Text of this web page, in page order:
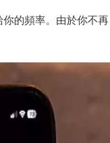
你的頻率。由於你不再